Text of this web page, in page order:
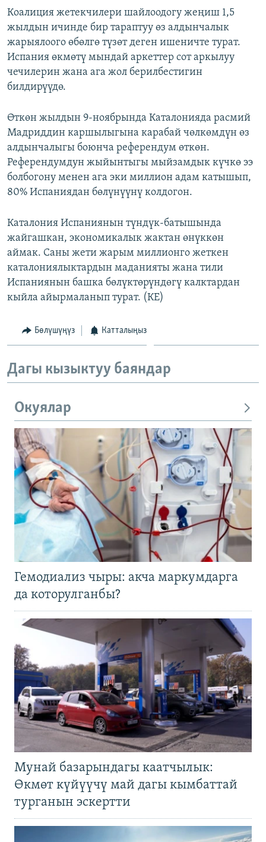
Коалиция жетекчилери шайлоодогу жеңиш 1,5
жылдын ичинде бир тараптуу өз алдынчалык
жарыялоого өбөлгө түзөт деген ишеничте турат.
Испания өкмөтү мындай аркеттер сот аркылуу
чечилерин жана ага жол берилбестигин
билдирүүдө.
Өткөн жылдын 9-ноябрында Каталонияда расмий
Мадриддин каршылыгына карабай чөлкөмдүн өз
алдынчалыгы боюнча референдум өткөн.
Референдумдун жыйынтыгы мыйзамдык күчкө ээ
болбогону менен ага эки миллион адам катышып,
80% Испаниядан бөлүнүүнү колдогон.
Каталония Испаниянын түндүк-батышында
жайгашкан, экономикалык жактан өнүккөн
аймак. Саны жети жарым миллионго жеткен
каталониялыктардын маданияты жана тили
Испаниянын башка бөлүктөрүндөгү калктардан
кыйла айырмаланып турат. (КЕ)
Бөлүшүңүз Катталыңыз
Дагы кызыктуу баяндар
Окуялар
Гемодиализ чыры: акча маркумдарга
да которулганбы?
Мунай базарындагы каатчылык:
Өкмөт күйүүчү май дагы кымбаттай
турганын эскертти